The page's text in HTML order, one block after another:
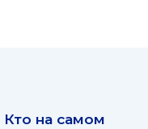
Кто на самом